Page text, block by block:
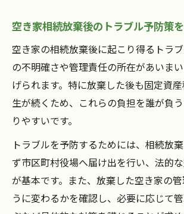
空き家相続放棄後のトラブル予防策
空き家の相続放棄後に起こり得るトラ
の不明確さや管理責任の所在があいま
げられます。特に放棄した後も固定資
生が続くため、これらの負担を誰が負
りやすいです。
トラブルを予防するためには、相続放
ず市区町村役場へ届け出を行い、法的
が基本です。また、放棄した空き家の
うに変わるかを確認し、必要に応じて